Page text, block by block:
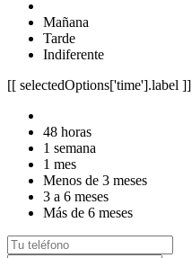
Mañana
Tarde
Indiferente
[[ selectedOptions['time'].label ]]
48 horas
1 semana
1 mes
Menos de 3 meses
3 a 6 meses
Más de 6 meses